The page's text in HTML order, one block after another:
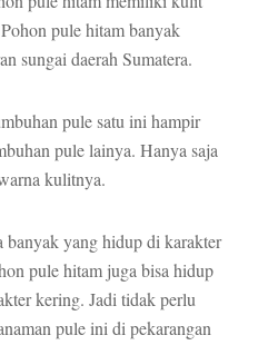
pule hitam banyak
sungai daerah Sumatera.
pule satu ini hampir
pule lainya. Hanya saja
kulitnya.
yang hidup di karakter
pule hitam juga bisa hidup
kering. Jadi tidak perlu
pule ini di pekarangan